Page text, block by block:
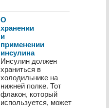
О
хранении
и
применении
инсулина
Инсулин должен
храниться в
холодильнике на
нижней полке. Тот
флакон, который
используется, может